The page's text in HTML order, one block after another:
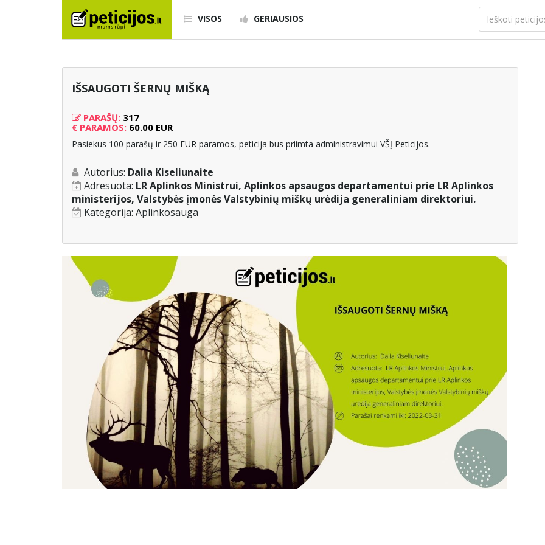
VISOS GERIAUSIOS
IŠSAUGOTI ŠERNŲ MIŠKĄ
PARAŠŲ: 317
€ PARAMOS: 60.00 EUR
Pasiekus 100 parašų ir 250 EUR paramos, peticija bus priimta administravimui VŠĮ Peticijos.
Autorius: Dalia Kiseliunaite
Adresuota: LR Aplinkos Ministrui, Aplinkos apsaugos departamentui prie LR Aplinkos
ministerijos, Valstybės įmonės Valstybinių miškų urėdija generaliniam direktoriui.
Kategorija: Aplinkosauga